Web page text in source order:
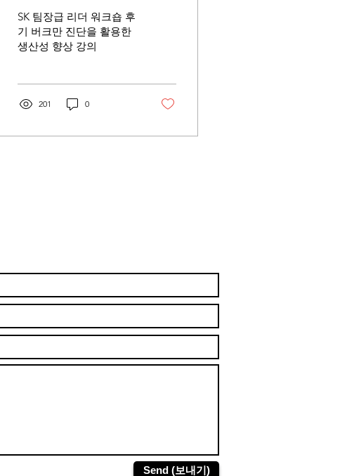
SK 팀장급 리더 워크숍 후
기 버크만 진단을 활용한
생산성 향상 강의
201 0
Send (보내기)